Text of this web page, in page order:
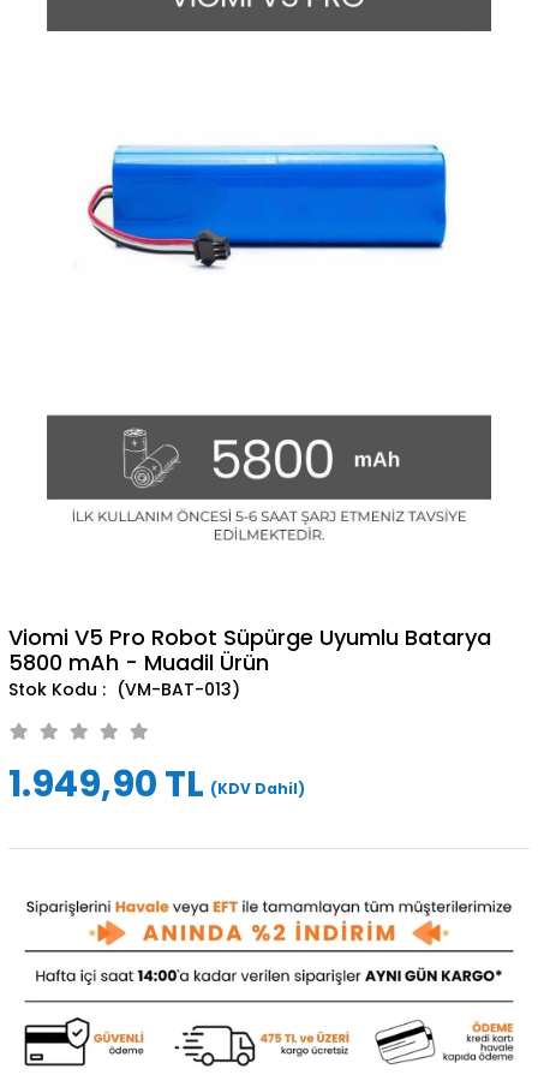
Viomi V5 Pro Robot Süpürge Uyumlu Batarya
5800 mAh - Muadil Ürün
(VM-BAT-013)
1.949,90 TL (KDV Dahil)